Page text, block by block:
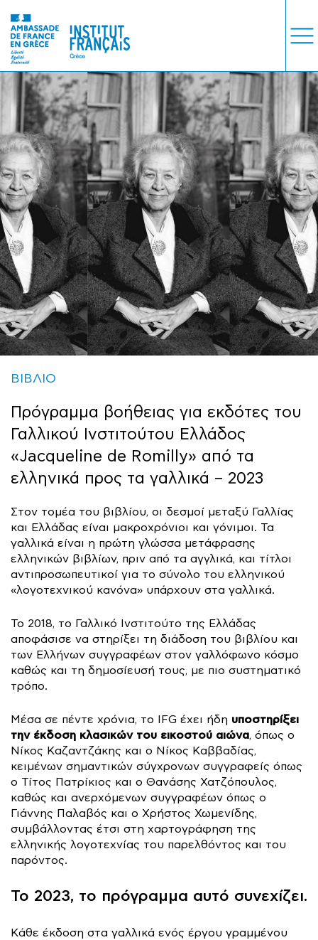
ΜΑΘΗΜΑΤΑ
ΕΞΕΤΑΣΕΙΣ
ΣΠΟΥΔΕΣ
ΣΥΝΕΡΓΕΙΕΣ
ΒΙΒΛΙΟΘΗΚΗ
ΒΙΒΛΙΟ
Πρόγραμμα βοήθειας για εκδότες του
Γαλλικού Ινστιτούτου Ελλάδος
«Jacqueline de Romilly» από τα
ελληνικά προς τα γαλλικά – 2023
Στον τομέα του βιβλίου, οι δεσμοί μεταξύ Γαλλίας
και Ελλάδας είναι μακροχρόνιοι και γόνιμοι. Τα
γαλλικά είναι η πρώτη γλώσσα μετάφρασης
ελληνικών βιβλίων, πριν από τα αγγλικά, και τίτλοι
αντιπροσωπευτικοί για το σύνολο του ελληνικού
«λογοτεχνικού κανόνα» υπάρχουν στα γαλλικά.
Το 2018, το Γαλλικό Ινστιτούτο της Ελλάδας
αποφάσισε να στηρίξει τη διάδοση του βιβλίου και
των Ελλήνων συγγραφέων στον γαλλόφωνο κόσμο
καθώς και τη δημοσίευσή τους, με πιο συστηματικό
τρόπο.
Μέσα σε πέντε χρόνια, το IFG έχει ήδη υποστηρίξει
την έκδοση κλασικών του εικοστού αιώνα, όπως ο
Νίκος Καζαντζάκης και ο Νίκος Καββαδίας,
κειμένων σημαντικών σύγχρονων συγγραφείς όπως
ο Τίτος Πατρίκιος και ο Θανάσης Χατζόπουλος,
καθώς και ανερχόμενων συγγραφέων όπως ο
Γιάννης Παλαβός και ο Χρήστος Χωμενίδης,
συμβάλλοντας έτσι στη χαρτογράφηση της
ελληνικής λογοτεχνίας του παρελθόντος και του
παρόντος.
Το 2023, το πρόγραμμα αυτό συνεχίζει.
Κάθε έκδοση στα γαλλικά ενός έργου γραμμένου